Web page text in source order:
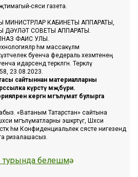
сәяси газета.
МИНИСТРЛАР КАБИНЕТЫ АППАРАТЫ,
ДӘҮЛӘТ СОВЕТЫ АППАРАТЫ.
ФАИС УЛЫ.
һәм массакүләм
буенча федераль хезмәтенең
идарәсендә теркәлгән. Теркәлү
23.08.2023.
сайтыннан материалларны
күрсәтү мәҗбүри.
кергән мәгълүмат булырга
«Ватаным Татарстан» сайтына
мәгълүматларны эшкәртүгә, Шәхси
һәм Конфиденциальлек сәясәте нигезендә
ризалашасыз.
турында белешмә